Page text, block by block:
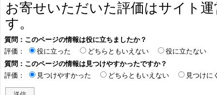
お寄せいただいた評価はサイト
す。
質問：このページの情報は役に立ちましたか？
評価：
役に立った どちらともいえない
役に立たない
質問：このページの情報は見つけやすかったですか？
評価：
見つけやすかった どちらともいえない 見つけに